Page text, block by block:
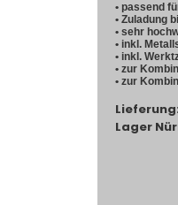
• passend
• Zuladung
• sehr
• inkl.
• inkl.
• zur
• zur
Lager